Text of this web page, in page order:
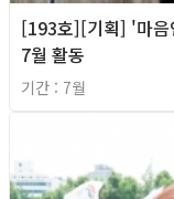
[193호][기획] '마음
7월 활동
기간 : 7월